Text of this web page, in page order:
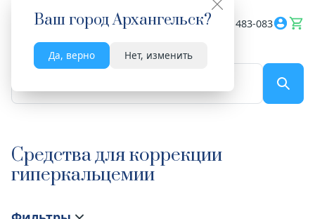
Ваш городАрхангельск?
Да, верно Нет, изменить
Весь сайт 8182 483-083
Средства для коррекции
гиперкальцемии